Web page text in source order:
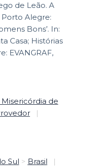
de Leão. A
Alegre:
Bons’. In:
Casa; Histórias
EVANGRAF,
de
|
Sul > Brasil
|